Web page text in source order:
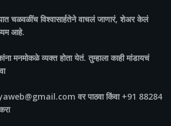
चळवळींच विश्वासार्हतेने वाचलं जाणारं, शेअर केलं
आहे.
मनमोकळे व्यक्त होता येतं. तुम्हाला काही मांडायचं
वर पाठवा किंवा +91 88284